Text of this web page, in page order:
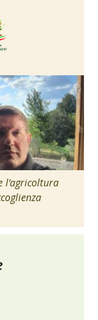
l’agricoltura